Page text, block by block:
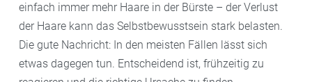
einfach immer mehr Haare in der Bürste – der Verlust
der Haare kann das Selbstbewusstsein stark belasten.
Die gute Nachricht: In den meisten Fällen lässt sich
etwas dagegen tun. Entscheidend ist, frühzeitig zu